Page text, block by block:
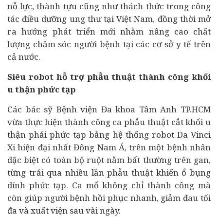
nỗ lực, thành tựu cũng như thách thức trong công
tác điều dưỡng ung thư tại Việt Nam, đồng thời mở
ra hướng phát triển mới nhằm nâng cao chất
lượng chăm sóc người bệnh tại các cơ sở y tế trên
cả nước.
Siêu robot hỗ trợ phẫu thuật thành công khối
u thận phức tạp
Các bác sỹ Bệnh viện Đa khoa Tâm Anh TP.HCM
vừa thực hiện thành công ca phẫu thuật cắt khối u
thận phải phức tạp bằng hệ thống robot Da Vinci
Xi hiện đại nhất Đông Nam Á, trên một bệnh nhân
đặc biệt có toàn bộ ruột nằm bất thường trên gan,
từng trải qua nhiều lần phẫu thuật khiến ổ bụng
dính phức tạp. Ca mổ không chỉ thành công mà
còn giúp người bệnh hồi phục nhanh, giảm đau tối
đa và xuất viện sau vài ngày.